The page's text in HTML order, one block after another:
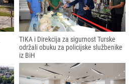
TIKA i Direkcija za sigurnost Turske
održali obuku za policijske službenike
iz BiH